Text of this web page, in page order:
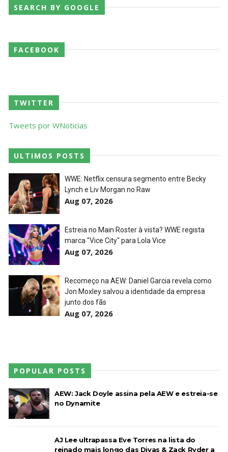
SummerSlam 2002 - Undisputed WWE
Championship Match
Unknown-Jul 28 2026
AEW Redemption 2026
Unknown -Jul 27 2026
WWE: Unreal Season 3
Unknown- Jul 26 2026
Dark Side of the Ring Season 7 Episode 4 “Necro
Butcher vs. Samoa Joe”
WWE Main Event, July 23, 2026
Unknown-Jul 26 2026
Throwback: Bret "The Hitman" Hart vs. Mr.
Championship Match
SEARCH BY GOOGLE
FACEBOOK
TWITTER
Tweets por WNoticias
ULTIMOS POSTS
WWE: Netflix censura segmento entre Becky
Lynch e Liv Morgan no Raw
Aug 07, 2026
Estreia no Main Roster à vista? WWE regista
marca "Vice City" para Lola Vice
Aug 07, 2026
Recomeço na AEW: Daniel Garcia revela como
Jon Moxley salvou a identidade da empresa
junto dos fãs
Aug 07, 2026
POPULAR POSTS
AEW: Jack Doyle assina pela AEW e estreia-se
no Dynamite
AJ Lee ultrapassa Eve Torres na lista do
reinado mais longo das Divas & Zack Ryder a